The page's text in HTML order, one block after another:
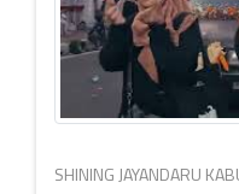
SHINING JAYANDARU